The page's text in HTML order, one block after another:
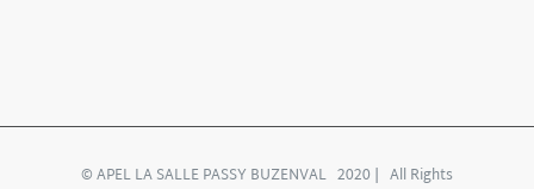
© APEL LA SALLE PASSY BUZENVAL 2020 | All Rights